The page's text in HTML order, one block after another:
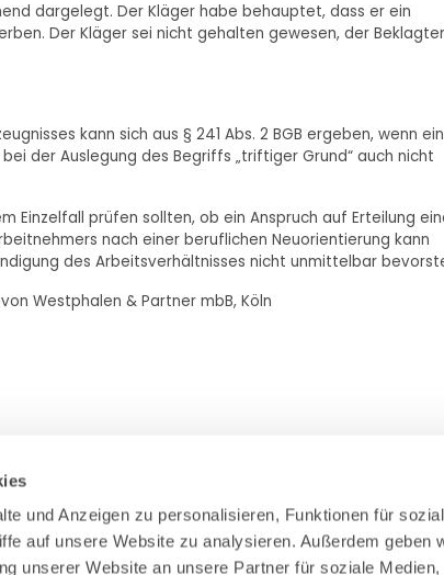
und Anzeigen zu personalisieren, Funktionen für
auf unsere Website zu analysieren. Außerdem geben
unserer Website an unsere Partner für soziale Medien,
dargelegt. Der Kläger habe behauptet, dass er ein
Der Kläger sei nicht gehalten gewesen, der
kann sich aus § 241 Abs. 2 BGB ergeben, wenn ein
der Auslegung des Begriffs „triftiger Grund“ auch nicht
Einzelfall prüfen sollten, ob ein Anspruch auf Erteilung
nach einer beruflichen Neuorientierung kann
des Arbeitsverhältnisses nicht unmittelbar
Westphalen & Partner mbB, Köln
& Versand